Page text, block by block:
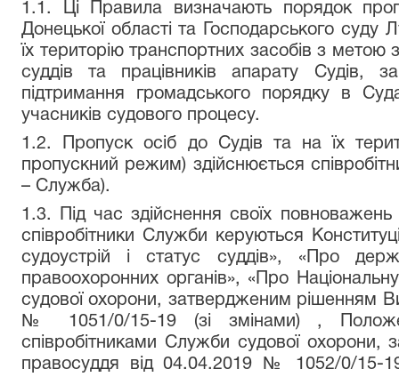
1.1. Ці Правила визначають порядок
Донецької області та Господарського суду
їх територію транспортних засобів з
суддів та працівників апарату Судів,
підтримання громадського порядку в
учасників судового процесу.
1.2. Пропуск осіб до Судів та на їх
пропускний режим) здійснюється
– Служба).
1.3. Під час здійснення своїх
співробітники Служби керуються
судоустрій і статус суддів», «Про
правоохоронних органів», «Про
судової охорони, затвердженим рішенням
№ 1051/0/15-19 (зі змінами) ,
співробітниками Служби судової
правосуддя від 04.04.2019 № 1052/0/15-